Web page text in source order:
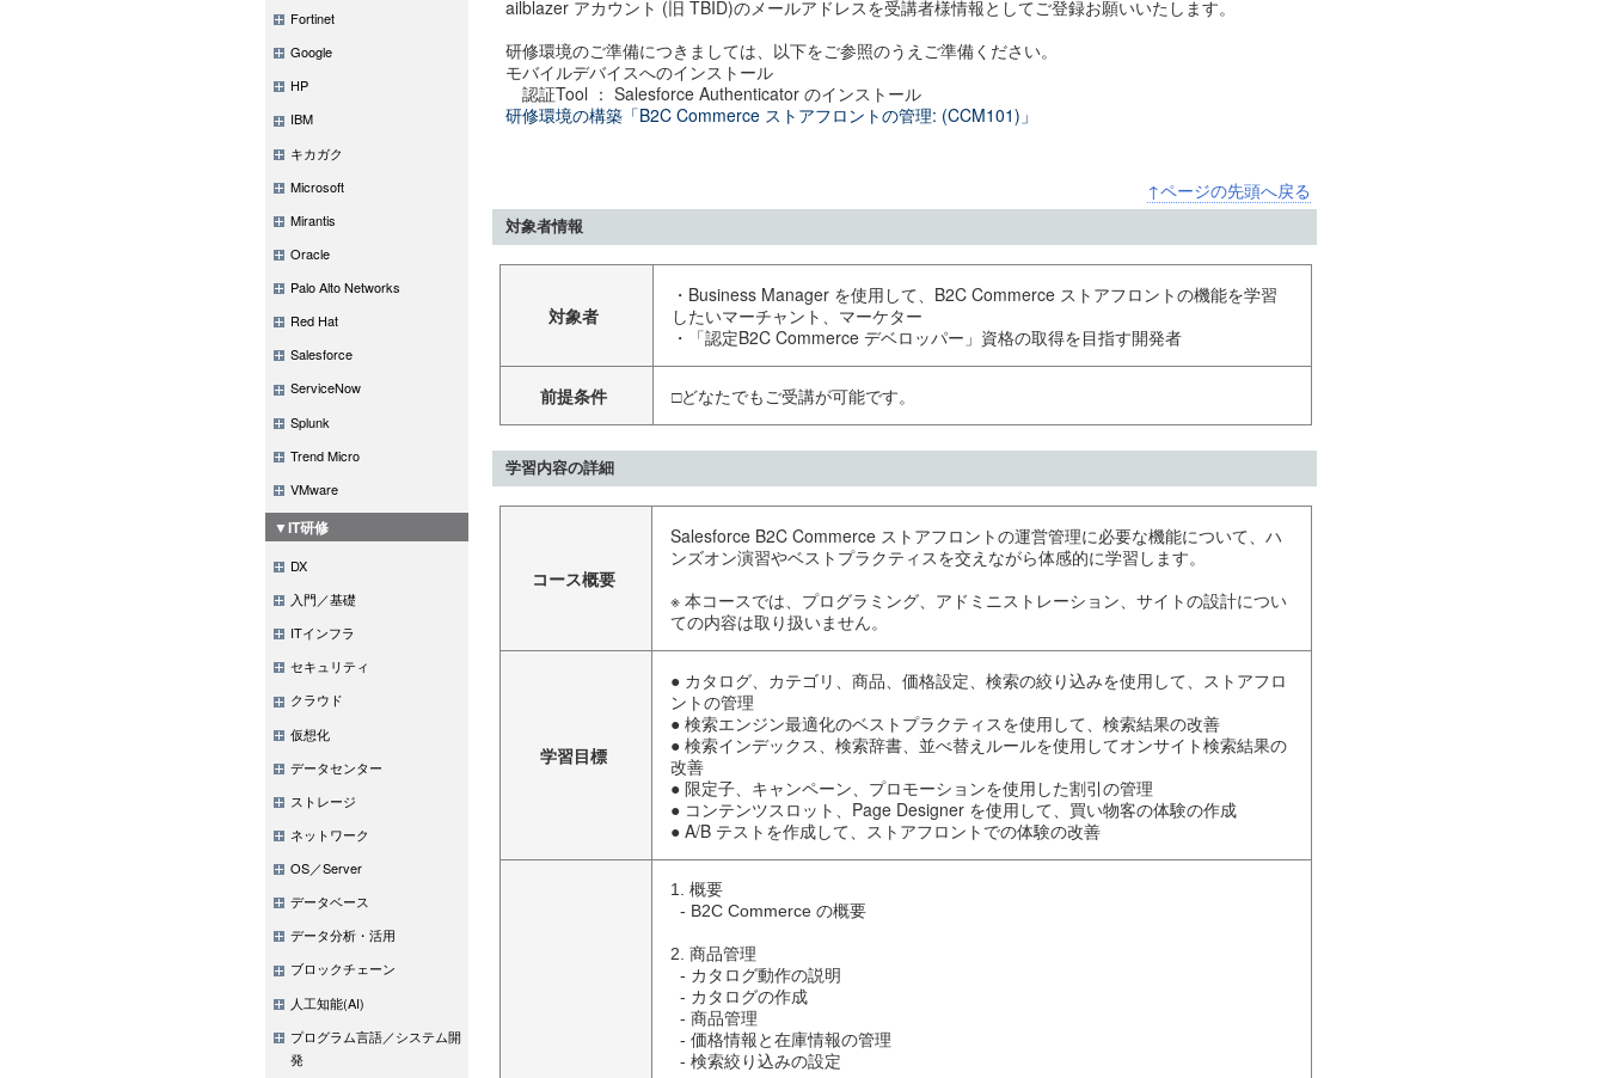
Fortinet
Google
HP
IBM
キカガク
Microsoft
Mirantis
Oracle
Palo Alto Networks
Red Hat
Salesforce
ServiceNow
Splunk
Trend Micro
VMware
▼IT研修
DX
入門／基礎
ITインフラ
セキュリティ
クラウド
仮想化
データセンター
ストレージ
ネットワーク
OS／Server
データベース
データ分析・活用
ブロックチェーン
人工知能(AI)
プログラム言語／システム開
発
ailblazer アカウント (旧 TBID)のメールアドレスを受講者様情報としてご登録お願いいたします。
研修環境のご準備につきましては、以下をご参照のうえご準備ください。
モバイルデバイスへのインストール
認証Tool ： Salesforce Authenticator のインストール
研修環境の構築「B2C Commerce ストアフロントの管理: (CCM101)」
↑ページの先頭へ戻る
対象者情報
対象者
・Business Manager を使用して、B2C Commerce ストアフロントの機能を学習
したいマーチャント、マーケター
・「認定B2C Commerce デベロッパー」資格の取得を目指す開発者
前提条件 □どなたでもご受講が可能です。
学習内容の詳細
コース概要
Salesforce B2C Commerce ストアフロントの運営管理に必要な機能について、ハ
ンズオン演習やベストプラクティスを交えながら体感的に学習します。
※ 本コースでは、プログラミング、アドミニストレーション、サイトの設計につい
ての内容は取り扱いません。
学習目標
● カタログ、カテゴリ、商品、価格設定、検索の絞り込みを使用して、ストアフロ
ントの管理
● 検索エンジン最適化のベストプラクティスを使用して、検索結果の改善
● 検索インデックス、検索辞書、並べ替えルールを使用してオンサイト検索結果の
改善
● 限定子、キャンペーン、プロモーションを使用した割引の管理
● コンテンツスロット、Page Designer を使用して、買い物客の体験の作成
● A/B テストを作成して、ストアフロントでの体験の改善
1. 概要
2. 商品管理